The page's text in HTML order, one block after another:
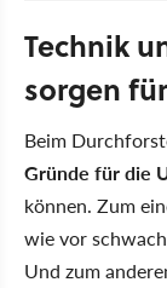
Technik
sorgen
Beim
Gründe für die
können. Zum
wie vor
Und zum